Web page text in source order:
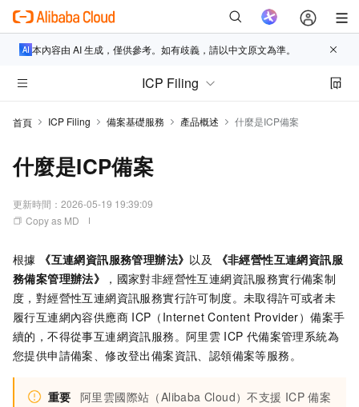
本內容由 AI 生成，僅供參考。如有歧義，請以中文原文為準。
ICP Filing
首頁 ICP Filing 備案基礎服務 產品概述 什麼是ICP備案
什麼是ICP備案
更新時間： 2026-05-19 19:39:09
Copy as MD
根據 《互連網資訊服務管理辦法》 以及
《非經營性互連網資訊服
務備案管理辦法》
，國家對非經營性互連網資訊服務實行備案制
度，對經營性互連網資訊服務實行許可制度。未取得許可或者未
履行互連網內容供應商 ICP（Internet Content Provider）備案手
續的，不得從事互連網資訊服務。阿里雲 ICP 代備案管理系統為
您提供申請備案、修改登出備案資訊、認領備案等服務。
重要 阿里雲國際站（Alibaba Cloud）不支援 ICP 備案